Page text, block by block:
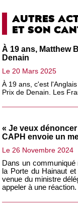
AUTRES
ET SON
À 19 ans, Matthew
Denain
Le 20 Mars 2025
À 19 ans, c'est
Prix de Denain. Les
« Je veux
CAPH envoie un
Le 26 Novembre 2024
Dans un communiqué
la Porte du Hainaut
venue du ministre
appeler à une réaction.